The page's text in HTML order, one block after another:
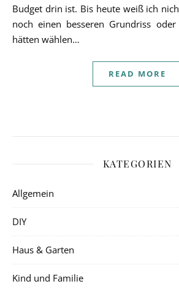
Budget drin ist. Bis heute weiß ich
noch einen besseren Grundriss
hätten wählen…
READ MORE
KATEGORIEN
Allgemein
DIY
Haus & Garten
Kind und Familie